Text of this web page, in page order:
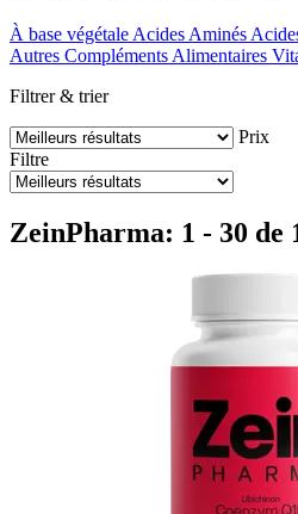
À base végétale Acides Aminés
Autres Compléments Alimentaires
Filtrer & trier
Prix
Filtre
ZeinPharma: 1 - 30 de